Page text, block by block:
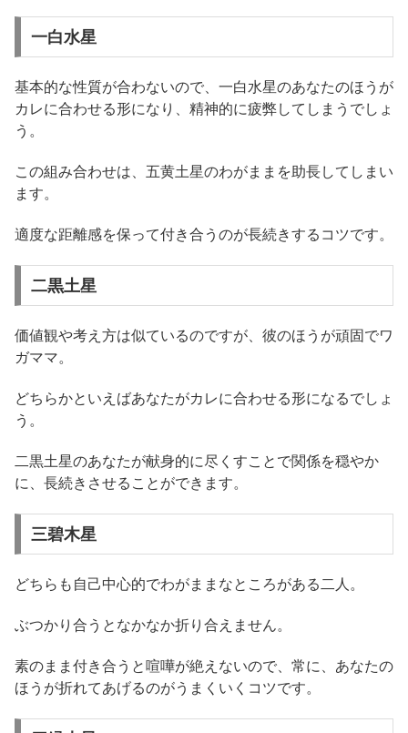
一白水星
基本的な性質が合わないので、一白水星のあなたのほうが
カレに合わせる形になり、精神的に疲弊してしまうでしょ
う。
この組み合わせは、五黄土星のわがままを助長してしまい
ます。
適度な距離感を保って付き合うのが長続きするコツです。
二黒土星
価値観や考え方は似ているのですが、彼のほうが頑固でワ
ガママ。
どちらかといえばあなたがカレに合わせる形になるでしょ
う。
二黒土星のあなたが献身的に尽くすことで関係を穏やか
に、長続きさせることができます。
三碧木星
どちらも自己中心的でわがままなところがある二人。
ぶつかり合うとなかなか折り合えません。
素のまま付き合うと喧嘩が絶えないので、常に、あなたの
ほうが折れてあげるのがうまくいくコツです。